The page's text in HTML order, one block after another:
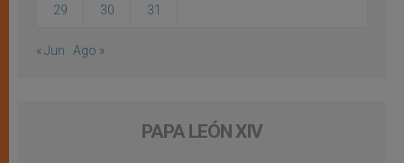
29 30 31
« Jun Ago »
PAPA LEÓN XIV